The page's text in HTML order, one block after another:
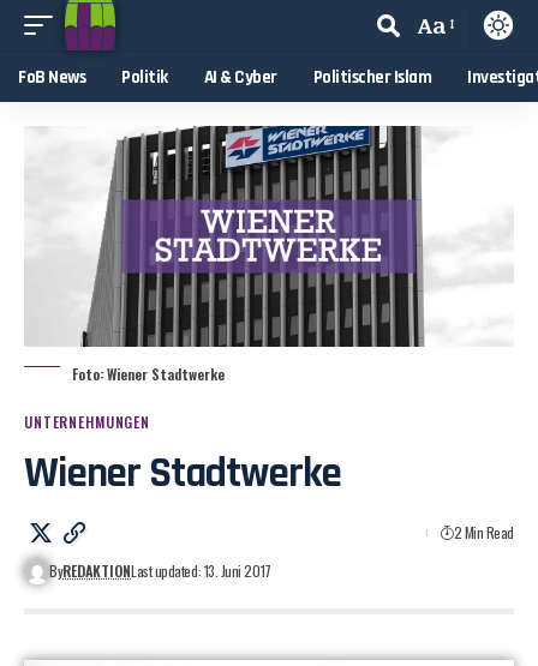
Aa
FoB News Politik AI & Cyber Politischer Islam
Foto: Wiener Stadtwerke
UNTERNEHMUNGEN
Wiener Stadtwerke
ByREDAKTIONLast updated: 13. Juni 2017
2 Min Read